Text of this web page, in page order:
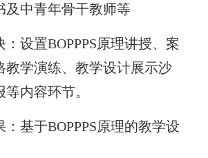
及中青年骨干教师等
：设置BOPPPS原理讲授、案
教学演练、教学设计展示沙
内容环节。
：基于BOPPPS原理的教学设